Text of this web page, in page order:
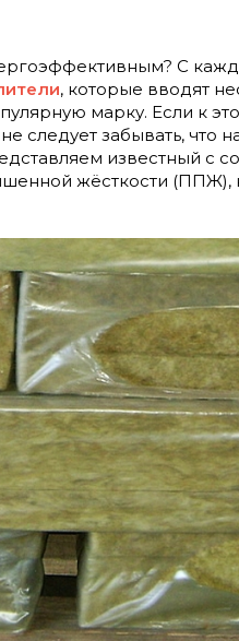
С
, которые вводят
марку. Если к
следует забывать, что
известный с
жёсткости (ППЖ),